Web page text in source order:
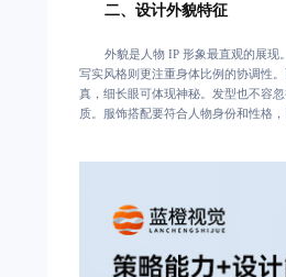
二、设计外貌特征
外貌是人物 IP 形象最直观的展现
写实风格则更注重身体比例的协调性
真，细长眼可体现神秘。发型也不容
质。服饰搭配要符合人物身份和性格